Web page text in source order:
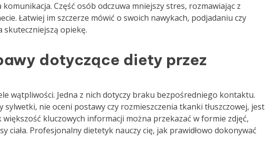
Część osób odczuwa mniejszy stres, rozmawiając z
Łatwiej im szczerze mówić o swoich nawykach, podjadaniu czy
skuteczniejszą opiekę.
dotyczące diety przez
wątpliwości. Jedna z nich dotyczy braku bezpośredniego kontaktu.
sylwetki, nie oceni postawy czy rozmieszczenia tkanki tłuszczowej, jest
większość kluczowych informacji można przekazać w formie zdjęć,
ciała. Profesjonalny dietetyk nauczy cię, jak prawidłowo dokonywać